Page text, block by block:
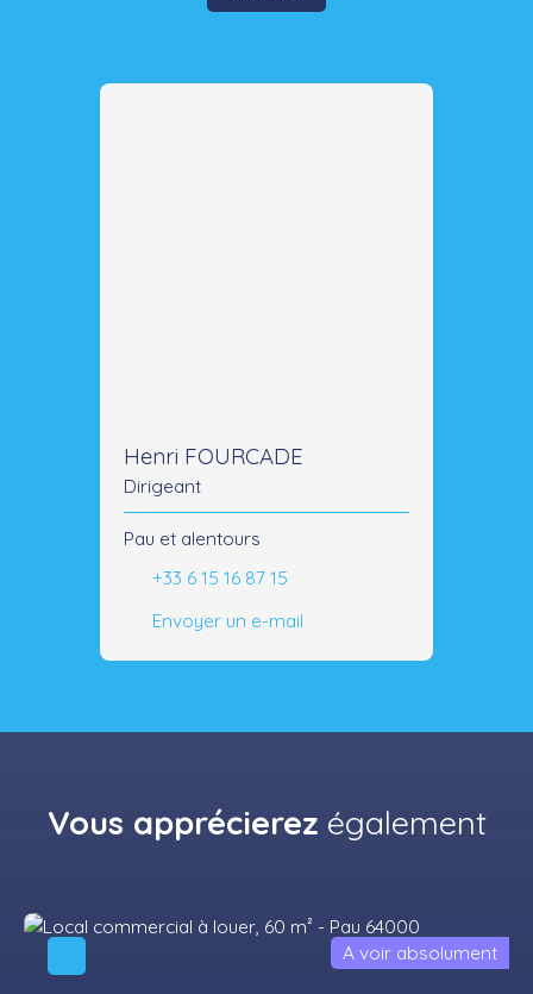
Henri FOURCADE
Dirigeant
Pau et alentours
+33 6 15 16 87 15
Envoyer un e-mail
Vous apprécierez également
A voir absolument